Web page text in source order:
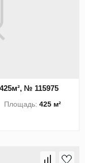
№ 115975
Площадь:425 м²